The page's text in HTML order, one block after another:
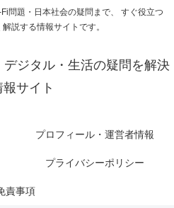
問題・日本社会の疑問まで、 すぐ役立つ
説する情報サイトです。
ジタル・生活の疑問を解決
サイト
プロフィール・運営者情報
プライバシーポリシー
責事項